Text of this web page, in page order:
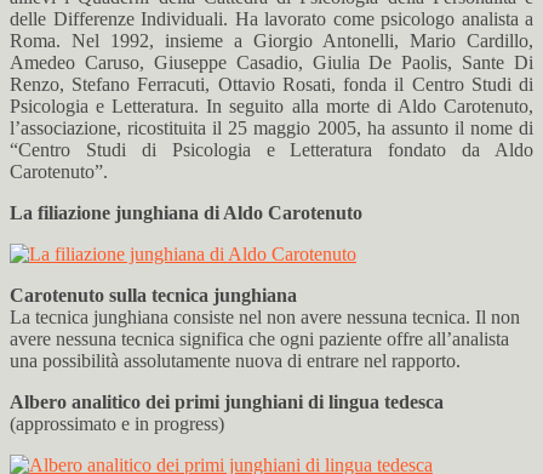
delle Differenze Individuali. Ha lavorato come psicologo analista a
Roma. Nel 1992, insieme a Giorgio Antonelli, Mario Cardillo,
Amedeo Caruso, Giuseppe Casadio, Giulia De Paolis, Sante Di
Renzo, Stefano Ferracuti, Ottavio Rosati, fonda il Centro Studi di
Psicologia e Letteratura. In seguito alla morte di Aldo Carotenuto,
l’associazione, ricostituita il 25 maggio 2005, ha assunto il nome di
“Centro Studi di Psicologia e Letteratura fondato da Aldo
Carotenuto”.
La filiazione junghiana di Aldo Carotenuto
Carotenuto sulla tecnica junghiana
La tecnica junghiana consiste nel non avere nessuna tecnica. Il non
avere nessuna tecnica significa che ogni paziente offre all’analista
una possibilità assolutamente nuova di entrare nel rapporto.
Albero analitico dei primi junghiani di lingua tedesca
(approssimato e in progress)